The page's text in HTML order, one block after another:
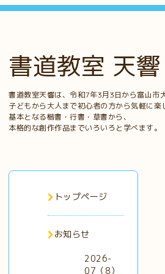
書道教室 天響
書道教室天響は、令和7年3月3日から富山市
子どもから大人まで初心者の方から気軽に楽
基本となる楷書・行書・草書から、
本格的な創作作品までいろいろと学べます。
トップページ
お知らせ
2026-
07（8）